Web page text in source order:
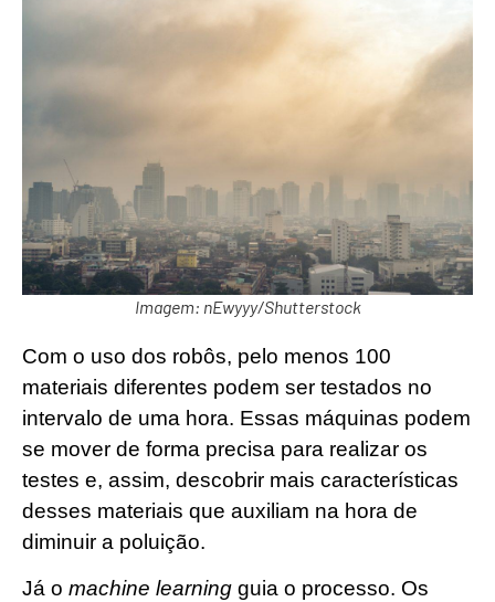
Imagem: nEwyyy/Shutterstock
Com o uso dos robôs, pelo menos 100
materiais diferentes podem ser testados no
intervalo de uma hora. Essas máquinas podem
se mover de forma precisa para realizar os
testes e, assim, descobrir mais características
desses materiais que auxiliam na hora de
diminuir a poluição.
Já o machine learning guia o processo. Os